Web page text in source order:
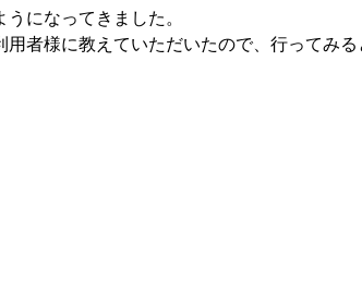
になってきました。
用者様に教えていただいたので、行ってみ